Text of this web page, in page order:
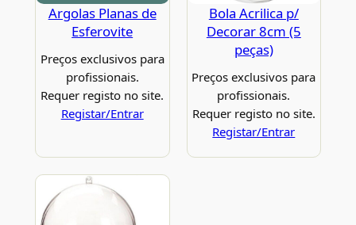
Argolas Planas de
Esferovite
Preços exclusivos para
profissionais.
Requer registo no site.
Registar/Entrar
Bola Acrilica p/
Decorar 8cm (5
peças)
Preços exclusivos para
profissionais.
Requer registo no site.
Registar/Entrar